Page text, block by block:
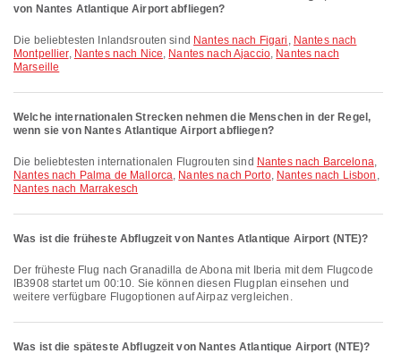
von Nantes Atlantique Airport abfliegen?
Die beliebtesten Inlandsrouten sind Nantes nach Figari , Nantes nach
Montpellier, Nantes nach Nice, Nantes nach Ajaccio, Nantes nach
Marseille
Welche internationalen Strecken nehmen die Menschen in der Regel,
wenn sie von Nantes Atlantique Airport abfliegen?
Die beliebtesten internationalen Flugrouten sind Nantes nach Barcelona,
Nantes nach Palma de Mallorca, Nantes nach Porto, Nantes nach Lisbon ,
Nantes nach Marrakesch
Was ist die früheste Abflugzeit von Nantes Atlantique Airport (NTE)?
Der früheste Flug nach Granadilla de Abona mit Iberia mit dem Flugcode
IB3908 startet um 00:10. Sie können diesen Flugplan einsehen und
weitere verfügbare Flugoptionen auf Airpaz vergleichen.
Was ist die späteste Abflugzeit von Nantes Atlantique Airport (NTE)?